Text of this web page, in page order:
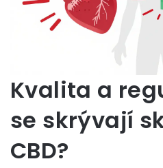
Kvalita a
se skrývají
CBD?